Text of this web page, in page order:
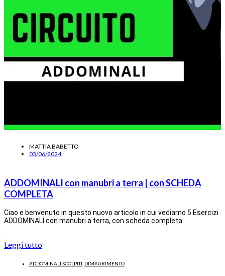
MATTIA BABETTO
03/06/2024
ADDOMINALI con manubri a terra | con SCHEDA
COMPLETA
Ciao e benvenuto in questo nuovo articolo in cui vediamo 5 Esercizi
ADDOMINALI con manubri a terra, con scheda completa.
Leggi tutto
ADDOMINALI SCOLPITI DIMAGRIMENTO